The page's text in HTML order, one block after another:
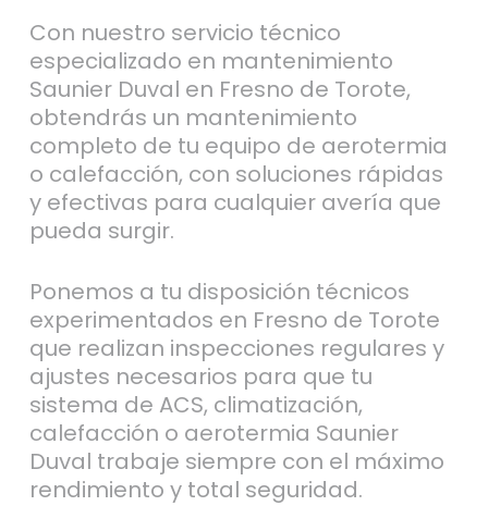
Con nuestro servicio técnico
especializado en mantenimiento
Saunier Duval en Fresno de Torote,
obtendrás un mantenimiento
completo de tu equipo de aerotermia
o calefacción, con soluciones rápidas
y efectivas para cualquier avería que
pueda surgir.
Ponemos a tu disposición técnicos
experimentados en Fresno de Torote
que realizan inspecciones regulares y
ajustes necesarios para que tu
sistema de ACS, climatización,
calefacción o aerotermia Saunier
Duval trabaje siempre con el máximo
rendimiento y total seguridad.